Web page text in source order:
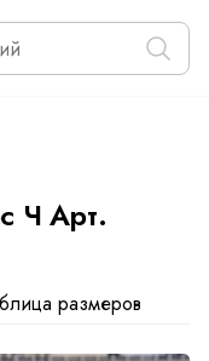
Ч Арт.
размеров